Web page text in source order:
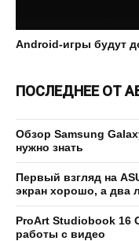
Android-игры будут
ПОСЛЕДНЕЕ ОТ
Обзор Samsung
нужно знать
Первый взгляд на
экран хорошо, а два
ProArt Studiobook 16
работы с видео